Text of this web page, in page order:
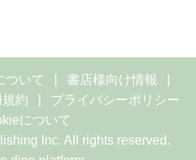
ついて
書店様向け情報
約
プライバシーポリシー
について
Inc. All rights reserved.